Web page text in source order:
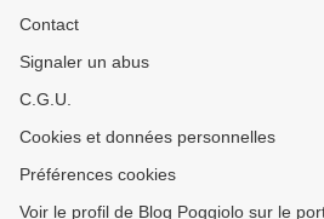
Contact
Signaler un abus
C.G.U.
Cookies et données personnelles
Préférences cookies
Voir le profil de Blog Poggiolo sur le